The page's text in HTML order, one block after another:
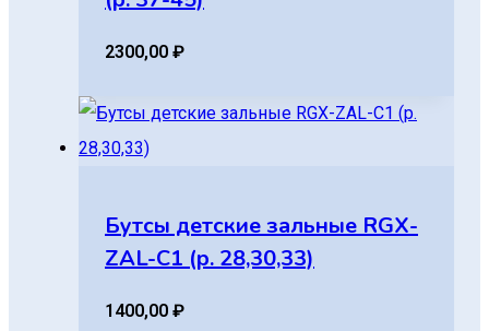
2300,00 ₽
Бутсы детские зальные RGX-
ZAL-C1 (р. 28,30,33)
1400,00 ₽